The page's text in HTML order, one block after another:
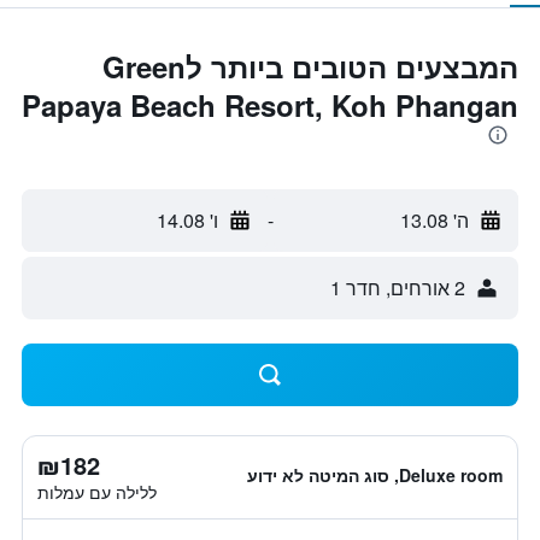
המבצעים הטובים ביותר לGreen
Papaya Beach Resort, Koh Phangan
ה' 13.08 - ו' 14.08
2 אורחים, חדר 1
Deluxe room, סוג המיטה לא ידוע ₪182
ללילה עם עמלות